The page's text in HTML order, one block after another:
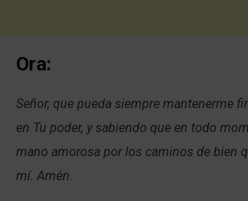
Ora:
Señor, que pueda siempre mantenerme
en Tu poder, y sabiendo que en todo
mano amorosa por los caminos de bien
mí. Amén.